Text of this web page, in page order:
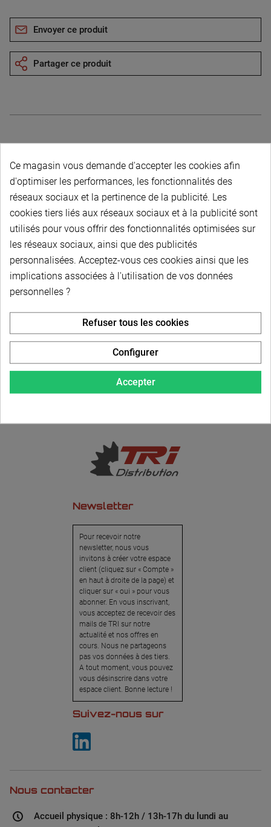
Envoyer ce produit
Partager ce produit
PAIEMENT SÉCURISÉ
Newsletter
Pour recevoir notre
newsletter, nous vous
invitons à créer votre espace
client (cliquez sur « Compte »
en haut à droite de la page) et
cliquer sur « oui » pour vous
abonner. En vous inscrivant,
vous acceptez de recevoir des
mails de TRI sur notre
actualité et nos offres en
cours. Nous ne partageons
pas vos données à des tiers.
A tout moment, vous pouvez
vous désinscrire dans votre
espace client. Bonne lecture !
Suivez-nous sur
Nous contacter
Accueil physique : 8h-12h / 13h-17h du lundi au
Ce magasin vous demande d'accepter les cookies afin
d'optimiser les performances, les fonctionnalités des
réseaux sociaux et la pertinence de la publicité. Les
cookies tiers liés aux réseaux sociaux et à la publicité sont
utilisés pour vous offrir des fonctionnalités optimisées sur
les réseaux sociaux, ainsi que des publicités
personnalisées. Acceptez-vous ces cookies ainsi que les
implications associées à l'utilisation de vos données
personnelles ?
Accepter
Refuser tous les cookies
Configurer